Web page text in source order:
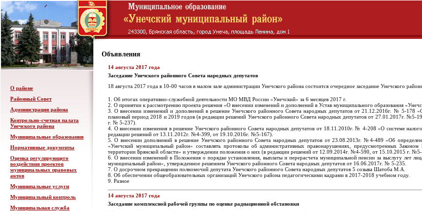
О районе
Районный Совет
Администрация района
Контрольно-счетная палата
Унечского района
Муниципальные образования
Нормативные документы
Оценка регулирующего
воздействия проектов
муниципальных правовых
актов
Муниципальные услуги
Муниципальный контроль
Муниципальная служба
Объявления
14 августа 2017 года
Заседание Унечского районного Совета народных депутатов
18 августа 2017 года в 10-00 часов в малом зале администрации Унечского района состоится очередное заседание Унечского
1. Об итогах оперативно-служебной деятельности МО МВД России «Унечский» за 6 месяцев 2017 г.
2. О принятии к рассмотрению проекта решения «О внесении изменений и дополнений в Устав муниципального образования
3. О внесении изменений и дополнений в решение Унечского районного Совета народных депутатов от 21.12.2016г. № 5-178
плановый период 2018 и 2019 годов (в редакции решений Унечского районного Совета народных депутатов от 27.01.2017г.
г. № 5-237).
4. О внесении изменения в решение Унечского районного Совета народных депутатов от 18.11.2010г. № 4-208 «О системе
редакции решений от 13.11.2012г. №4-399, от 19.10.2016г. №5-167).
5. О внесении дополнений в решение Унечского районного Совета народных депутатов от 23.08.2013г. №4-489 «Об
«Унечский муниципальный район» составлять протоколы об административных правонарушениях, предусмотренных
территории Брянской области» и утверждении положения о них (в редакции решений от 12.09.2014г. №4-590, от 15.10.2015 г.
6. О внесении изменений в Положения о порядке установления, выплаты и перерасчета муниципальной пенсии за выслугу лет
муниципальный район», утвержденное решением Унечского районного Совета народных депутатов от 16.06.2017г. № 5-235.
7. О досрочном прекращении полномочий депутата Унечского районного Совета народных депутатов 5 созыва Шатоба М.А.
8. Об обеспечении общеобразовательных организаций Унечского района педагогическими кадрами в 2017-2018 учебном году.
9. Разное
14 августа 2017 года
Заседание комплексной рабочей группы по оценке радиационной обстановки